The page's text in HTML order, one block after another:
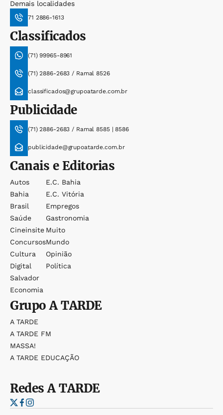
Demais localidades
71 2886-1613
Classificados
(71) 99965-8961
(71) 2886-2683 / Ramal 8526
classificados@grupoatarde.com.br
Publicidade
(71) 2886-2683 / Ramal 8585 | 8586
publicidade@grupoatarde.com.br
Canais e Editorias
Autos
Bahia
Brasil
Saúde
Cineinsite
Concursos
Cultura
Digital
Salvador
Economia
E.c. Bahia
E.c. Vitória
Empregos
Gastronomia
Muito
Mundo
Opinião
Política
GrupoA TARDE
A TARDE
A TARDE FM
MASSA!
A TARDE EDUCAÇÃO
RedesA TARDE